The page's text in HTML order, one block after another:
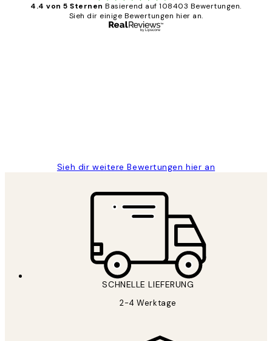
4.4 von 5 Sternen Basierend auf 108403 Bewertungen.
Sieh dir einige Bewertungen hier an.
Sieh dir weitere Bewertungen hier an
SCHNELLE LIEFERUNG
2-4 Werktage